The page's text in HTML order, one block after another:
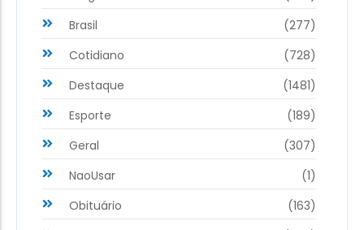
Brasil
(277)
Cotidiano
(728)
Destaque
(1481)
Esporte
(189)
Geral
(307)
NaoUsar
(1)
Obituário
(163)